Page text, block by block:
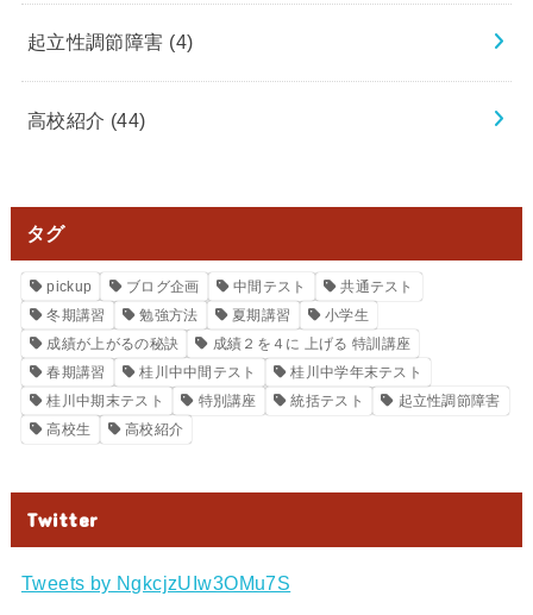
起立性調節障害 (4)
高校紹介 (44)
タグ
pickup ブログ企画 中間テスト
共通テスト
冬期講習
勉強方法 夏期講習
小学生
成績が上がるの秘訣
成績２を４に 上げる 特訓講座
春期講習
桂川中中間テスト
桂川中学年末テスト
桂川中期末テスト
特別講座 統括テスト
起立性調節障害
高校生
高校紹介
Twitter
Tweets by NgkcjzUIw3OMu7S